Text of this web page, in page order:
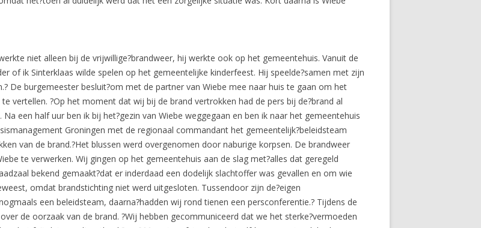
niet alleen bij de vrijwillige?brandweer, hij werkte ook op het gemeentehuis. Vanuit de
of ik Sinterklaas wilde spelen op het gemeentelijke kinderfeest. Hij speelde?samen met zijn
De burgemeester besluit?om met de partner van Wiebe mee naar huis te gaan om het
vertellen. ?Op het moment dat wij bij de brand vertrokken had de pers bij de?brand al
een half uur ben ik bij het?gezin van Wiebe weggegaan en ben ik naar het gemeentehuis
Groningen met de regionaal commandant het gemeentelijk?beleidsteam
van de brand.?Het blussen werd overgenomen door naburige korpsen. De brandweer
te verwerken. Wij gingen op het gemeentehuis aan de slag met?alles dat geregeld
bekend gemaakt?dat er inderdaad een dodelijk slachtoffer was gevallen en om wie
omdat brandstichting niet werd uitgesloten. Tussendoor zijn de?eigen
een beleidsteam, daarna?hadden wij rond tienen een persconferentie.? Tijdens de
de oorzaak van de brand. ?Wij hebben gecommuniceerd dat we het sterke?vermoeden